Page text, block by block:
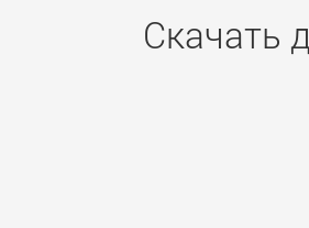
Скачать